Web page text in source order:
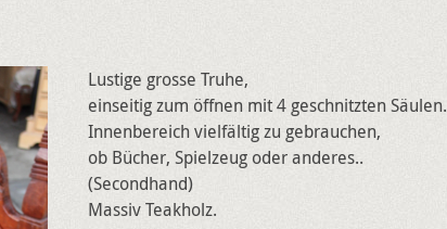
Lustige grosse Truhe,
einseitig zum öffnen mit 4 geschnitzten Säulen.
Innenbereich vielfältig zu gebrauchen,
ob Bücher, Spielzeug oder anderes..
(Secondhand)
Massiv Teakholz.